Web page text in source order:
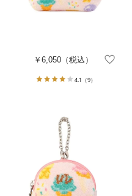
￥6,050（税込）
4.1 （9）